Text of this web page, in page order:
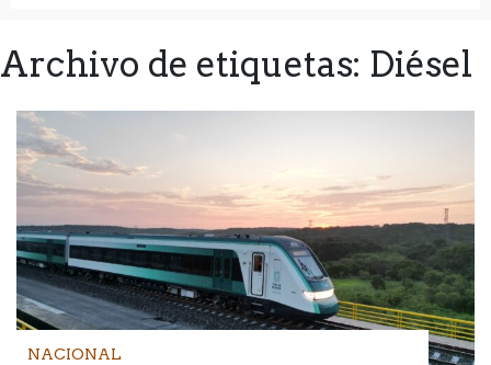
Archivo de etiquetas: Diésel
NACIONAL